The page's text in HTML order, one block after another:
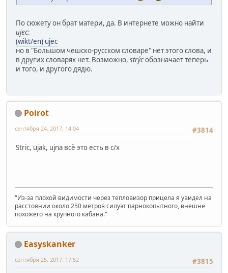
По сюжету он брат матери, да. В интернете можно найти
ujec:
(wikt/en) ujec
но в "Большом чешско-русском словаре" нет этого слова, и
в других словарях нет. Возможно, strýcобозначает теперь
и того, и другого дядю.
Poirot
#3814
сентября 24, 2017, 14:04
Stric, ujak, ujna всё это есть в с/х
"Из-за плохой видимости через тепловизор прицела я увидел на
расстоянии около 250 метров силуэт парнокопытного, внешне
похожего на крупного кабана."
Easyskanker
#3815
сентября 25, 2017, 17:52